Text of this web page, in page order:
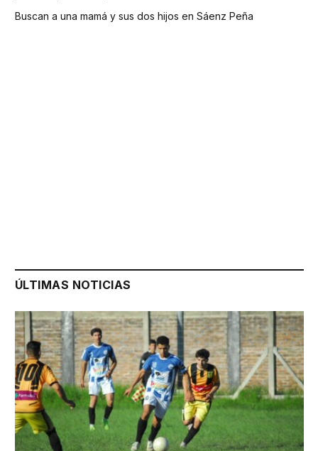
Buscan a una mamá y sus dos hijos en Sáenz Peña
ÚLTIMAS NOTICIAS